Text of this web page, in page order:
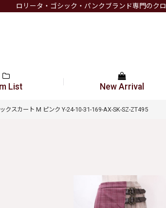
ロリータ・ゴシック・パンクブランド専門のク
List New Arrival
クスカート M ピンク Y-24-10-31-169-AX-SK-SZ-ZT495